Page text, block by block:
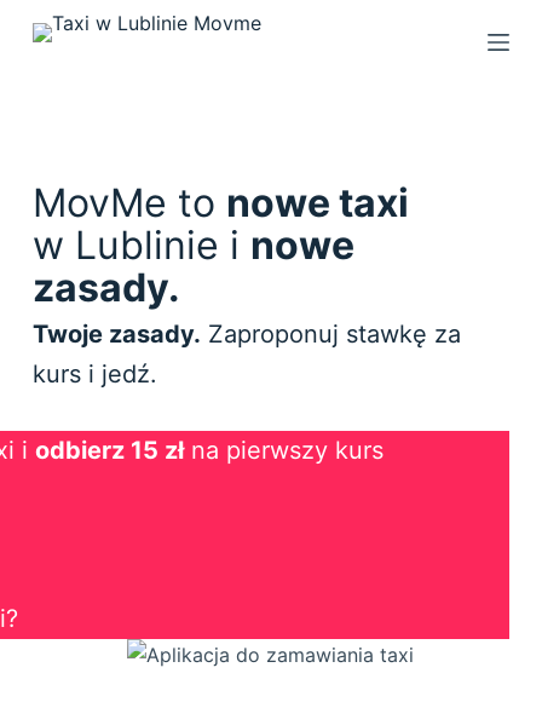
P
d
d
o
c
MovMe to nowe taxi
w Lublinie i nowe
zasady.
Twoje zasady. Zaproponuj stawkę za
kurs i jedź.
i odbierz 15 złna pierwszy kurs